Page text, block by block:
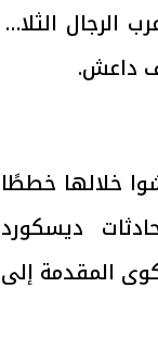
كما أعرب الرجال الثلاثة
داعش.
فبراير 2025 ويونيو 2026، ناقشوا خلالها خططًا
ديسكورد
المقدمة إلى